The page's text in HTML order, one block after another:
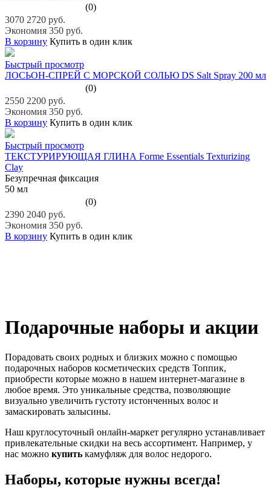
(0)
3070 2720 руб.
Экономия 350 руб.
В корзину Купить в один клик
Быстрый просмотр
ЛОСЬОН-СПРЕЙ С МОРСКОЙ СОЛЬЮ DS Salt Spray 200 мл
(0)
2550 2200 руб.
Экономия 350 руб.
В корзину Купить в один клик
Быстрый просмотр
ТЕКСТУРИРУЮЩАЯ ГЛИНА Forme Essentials Texturizing
Clay
Безупречная фиксация
50 мл
(0)
2390 2040 руб.
Экономия 350 руб.
В корзину Купить в один клик
Подарочные наборы и акции
Порадовать своих родных и близких можно с помощью
подарочных наборов косметических средств Топпик,
приобрести которые можно в нашем интернет-магазине в
любое время. Это уникальные средства, позволяющие
визуально увеличить густоту истонченных волос и
замаскировать залысины.
Наш круглосуточный онлайн-маркет регулярно устанавливает
привлекательные скидки на весь ассортимент. Например, у
нас можно купить камуфляж для волос недорого.
Наборы, которые нужны всегда!